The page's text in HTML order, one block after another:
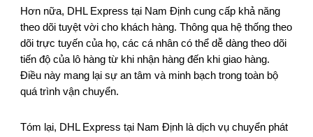
Hơn nữa, DHL Express tại Nam Định cung cấp khả năng
theo dõi tuyệt vời cho khách hàng. Thông qua hệ thống theo
dõi trực tuyến của họ, các cá nhân có thể dễ dàng theo dõi
tiến độ của lô hàng từ khi nhận hàng đến khi giao hàng.
Điều này mang lại sự an tâm và minh bạch trong toàn bộ
quá trình vận chuyển.
Tóm lại, DHL Express tại Nam Định là dịch vụ chuyển phát